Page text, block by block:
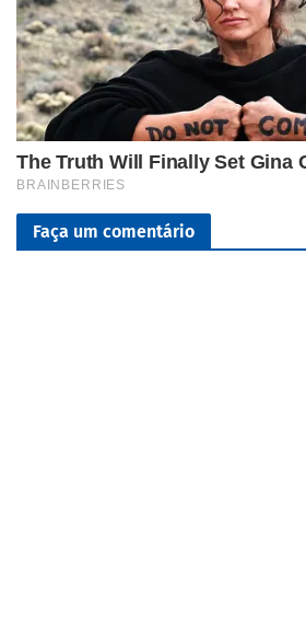
Faça um comentário